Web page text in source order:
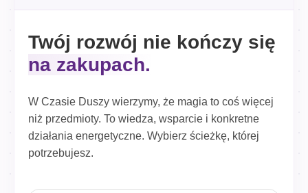
Twój rozwój nie kończy się
na zakupach.
W Czasie Duszy wierzymy, że magia to coś więcej
niż przedmioty. To wiedza, wsparcie i konkretne
działania energetyczne. Wybierz ścieżkę, której
potrzebujesz.